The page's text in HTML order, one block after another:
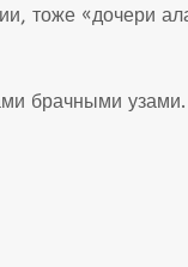
тоже «дочери
брачными